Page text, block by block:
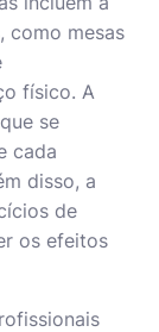
como mesas
físico. A
se
cada
disso, a
de
os efeitos